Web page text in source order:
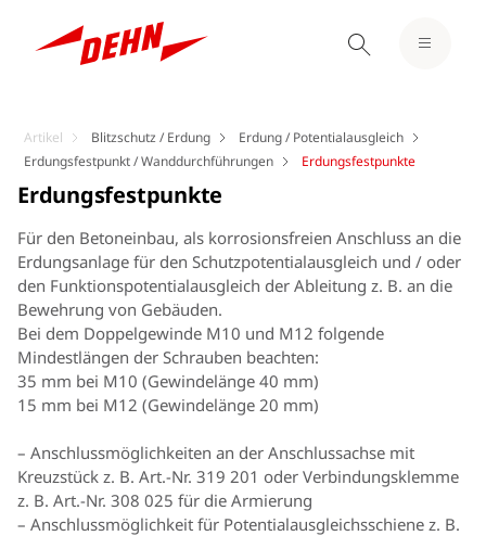
Artikel Blitzschutz / Erdung
Erdung / Potentialausgleich
Erdungsfestpunkt / Wanddurchführungen
Erdungsfestpunkte
Erdungsfestpunkte
Für den Betoneinbau, als korrosionsfreien Anschluss an die
Erdungsanlage für den Schutzpotentialausgleich und / oder
den Funktionspotentialausgleich der Ableitung z. B. an die
Bewehrung von Gebäuden.
Bei dem Doppelgewinde M10 und M12 folgende
Mindestlängen der Schrauben beachten:
35 mm bei M10 (Gewindelänge 40 mm)
15 mm bei M12 (Gewindelänge 20 mm)
– Anschlussmöglichkeiten an der Anschlussachse mit
Kreuzstück z. B. Art.-Nr. 319 201 oder Verbindungsklemme
z. B. Art.-Nr. 308 025 für die Armierung
– Anschlussmöglichkeit für Potentialausgleichsschiene z. B.